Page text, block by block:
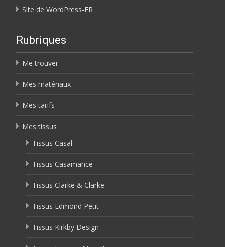
Site de WordPress-FR
Rubriques
Me trouver
Mes matériaux
Mes tarifs
Mes tissus
Tissus Casal
Tissus Casamance
Tissus Clarke & Clarke
Tissus Edmond Petit
Tissus Kirkby Design